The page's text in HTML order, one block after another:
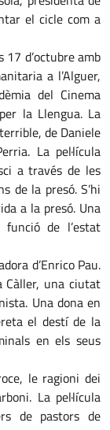
el cicle com a
17 d’octubre amb
a l’Alguer,
del Cinema
la Llengua. La
de Daniele
La pel·lícula
a través de les
de la presó. S’hi
a la presó. Una
funció de l’estat
d’Enrico Pau.
Càller, una ciutat
Una dona en
el destí de la
en els seus
le ragioni dei
La pel·lícula
de pastors de